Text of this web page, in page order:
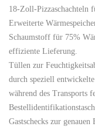
18-Zoll-Pizzaschachteln
Erweiterte
Schaumstoff für 75%
effiziente Lieferung.
Tüllen zur
durch speziell
während des Transports
Gastschecks zur